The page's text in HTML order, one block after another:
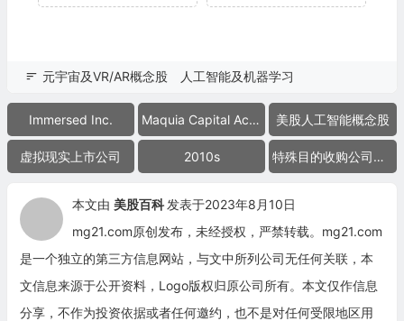
元宇宙及VR/AR概念股 人工智能及机器学习
Immersed Inc. Maquia Capital Acquisition Corp. 美股人工智能概念股
虚拟现实上市公司 2010s 特殊目的收购公司合并上市
本文由 美股百科 发表于2023年8月10日
mg21.com原创发布，未经授权，严禁转载。mg21.com
是一个独立的第三方信息网站，与文中所列公司无任何关联，本
文信息来源于公开资料，Logo版权归原公司所有。本文仅作信息
分享，不作为投资依据或者任何邀约，也不是对任何受限地区用